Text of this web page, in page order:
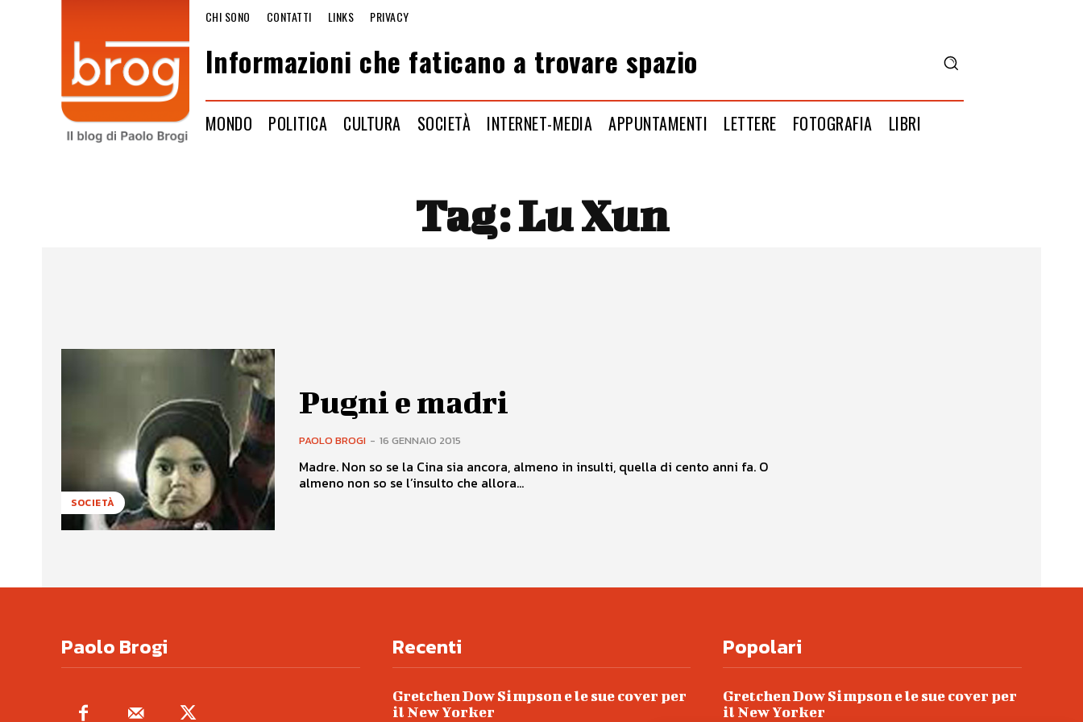
CHI SONO CONTATTI LINKS PRIVACY
Informazioni che faticano a trovare spazio
MONDO POLITICA CULTURA SOCIETÀ INTERNET-MEDIA APPUNTAMENTI LETTERE FOTOGRAFIA LIBRI
Tag:Lu Xun
SOCIETÀ
Pugni e madri
PAOLO BROGI - 16 GENNAIO 2015
Madre. Non so se la Cina sia ancora, almeno in insulti, quella di cento anni fa. O
almeno non so se l’insulto che allora...
Paolo Brogi Recenti
Gretchen Dow Simpson e le sue cover per
il New Yorker
Popolari
Gretchen Dow Simpson e le sue cover per
il New Yorker